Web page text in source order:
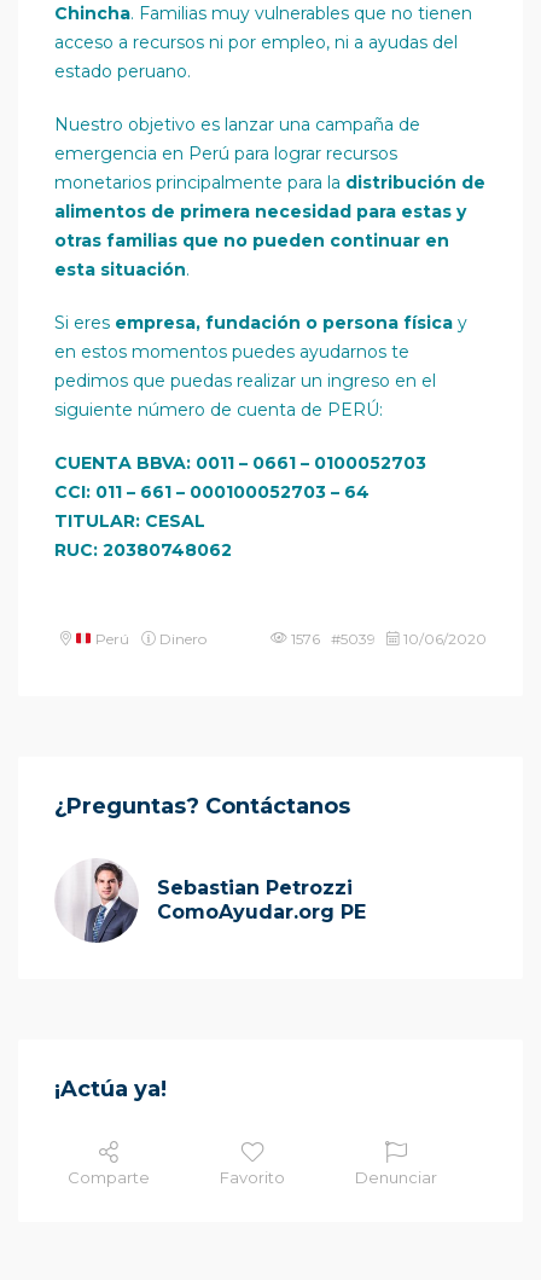
Chincha. Familias muy vulnerables que no tienen
acceso a recursos ni por empleo, ni a ayudas del
estado peruano.
Nuestro objetivo es lanzar una campaña de
emergencia en Perú para lograr recursos
monetarios principalmente para la distribución de
alimentos de primera necesidad para estas y
otras familias que no pueden continuar en
esta situación.
Si eres empresa, fundación o persona física y
en estos momentos puedes ayudarnos te
pedimos que puedas realizar un ingreso en el
siguiente número de cuenta de PERÚ:
CUENTA BBVA: 0011 – 0661 – 0100052703
CCI: 011 – 661 – 000100052703 – 64
TITULAR: CESAL
RUC: 20380748062
Perú Dinero 1576 #5039 10/06/2020
¿Preguntas? Contáctanos
Sebastian Petrozzi
ComoAyudar.org PE
¡Actúa ya!
Comparte Favorito Denunciar